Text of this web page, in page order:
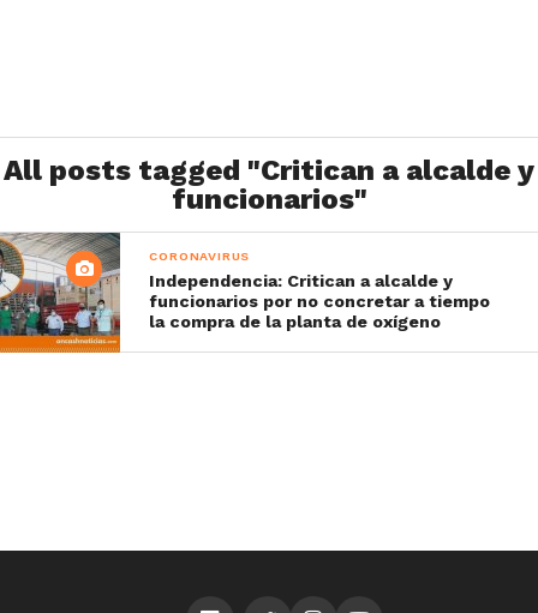
All posts tagged "Critican a alcalde y
funcionarios"
CORONAVIRUS
Independencia: Critican a alcalde y
funcionarios por no concretar a tiempo
la compra de la planta de oxígeno